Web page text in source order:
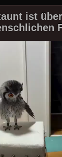
ist